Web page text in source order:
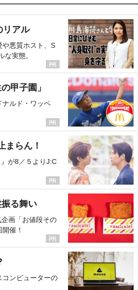
リアル
や悪質ホスト、S
実態。
甲子園」
ナルド・ワッペ
まらん！
が8／５よりJ:C
る舞い
画「お値段その
催！
コンピューターの